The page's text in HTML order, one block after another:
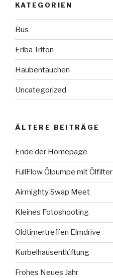
KATEGORIEN
Bus
Eriba Triton
Haubentauchen
Uncategorized
ÄLTERE BEITRÄGE
Ende der Homepage
FullFlow Ölpumpe mit Ölfilter
Airmighty Swap Meet
Kleines Fotoshooting
Oldtimertreffen Elmdrive
Kurbelhausentlüftung
Frohes Neues Jahr